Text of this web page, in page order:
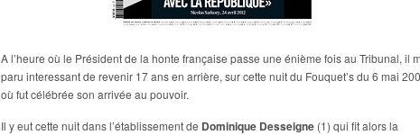
A l’heure où le Président de la honte française passe une énième fois au Tribunal, il
paru interessant de revenir 17 ans en arrière, sur cette nuit du Fouquet’s du 6 mai
où fut célébrée son arrivée au pouvoir.
Il y eut cette nuit dans l’établissement de Dominique Desseigne (1) qui fit alors la